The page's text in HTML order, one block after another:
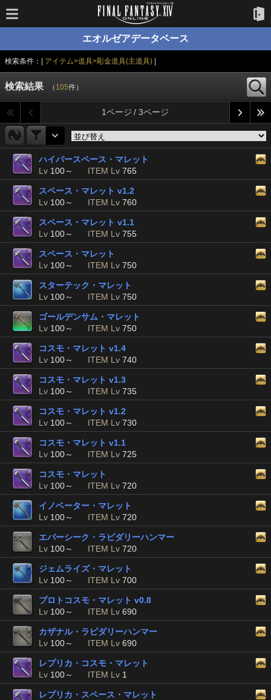
エオルゼアデータベース
検索条件：| アイテム>道具>彫金道具(主道具)|
検索結果 （ 105件）
1ページ / 3ページ
ハイパースペース・マレット
Lv 100～ ITEM Lv 765
スペース・マレット v1.2
Lv 100～ ITEM Lv 760
スペース・マレット v1.1
Lv 100～ ITEM Lv 755
スペース・マレット
Lv 100～ ITEM Lv 750
スターテック・マレット
Lv 100～ ITEM Lv 750
ゴールデンサム・マレット
Lv 100～ ITEM Lv 750
コスモ・マレット v1.4
Lv 100～ ITEM Lv 740
コスモ・マレット v1.3
Lv 100～ ITEM Lv 735
コスモ・マレット v1.2
Lv 100～ ITEM Lv 730
コスモ・マレット v1.1
Lv 100～ ITEM Lv 725
コスモ・マレット
Lv 100～ ITEM Lv 720
イノベーター・マレット
Lv 100～ ITEM Lv 720
エバーシーク・ラピダリーハンマー
Lv 100～ ITEM Lv 720
ジェムライズ・マレット
Lv 100～ ITEM Lv 700
プロトコスモ・マレット v0.8
Lv 100～ ITEM Lv 690
カザナル・ラピダリーハンマー
Lv 100～ ITEM Lv 690
レプリカ・コスモ・マレット
Lv 100～ ITEM Lv 1
レプリカ・スペース・マレット